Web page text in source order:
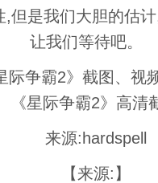
但是我们大胆的估
让我们等待吧。
际争霸2》截图、视
《星际争霸2》高清
来源:hardspell
【来源:】